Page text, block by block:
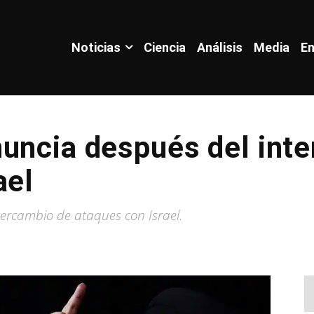
Noticias Ciencia Análisis Media
después del
de ataques con Israel.